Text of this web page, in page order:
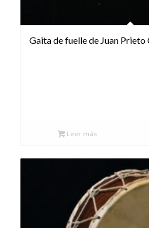
Gaita de fuelle de Juan Prieto
Leer más